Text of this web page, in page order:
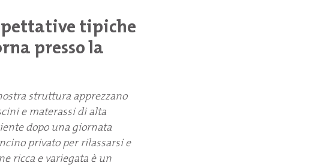
tipiche
presso la
struttura apprezzano
e materassi di alta
dopo una giornata
privato per rilassarsi e
ricca e variegata è un